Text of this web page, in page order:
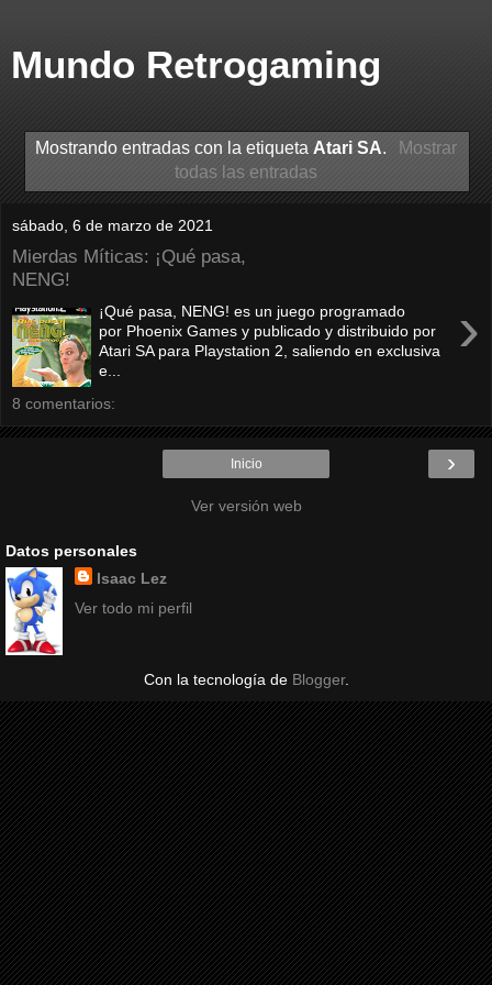
Mundo Retrogaming
Mostrando entradas con la etiqueta Atari SA.
Mostrar
todas las entradas
sábado, 6 de marzo de 2021
Mierdas Míticas: ¡Qué pasa,
NENG!
›
¡Qué pasa, NENG! es un juego programado
por Phoenix Games y publicado y distribuido por
Atari SA para Playstation 2, saliendo en exclusiva
e...
8 comentarios:
›
Inicio
Ver versión web
Datos personales
Isaac Lez
Ver todo mi perfil
Con la tecnología de Blogger.